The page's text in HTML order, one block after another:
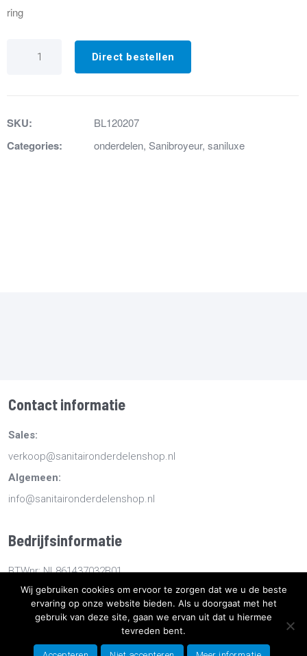
ring
Isolatiering
Direct bestellen
SKU: BL120207
Categories: onderdelen, Sanibroyeur, saniluxe
Contact informatie
Sales:
verkoop@sanitaironderdelenshop.nl
Algemeen:
info@sanitaironderdelenshop.nl
Bedrijfsinformatie
BTWnr: NL861437032B01
KvKnr: 78527112
Sanitaironderdelenshop.nl
Bestellen en bezorgen -Algemene voorwaarden-Sitemap
Wij gebruiken cookies om ervoor te zorgen dat we u de beste
ervaring op onze website bieden. Als u doorgaat met het
gebruik van deze site, gaan we ervan uit dat u hiermee
tevreden bent.